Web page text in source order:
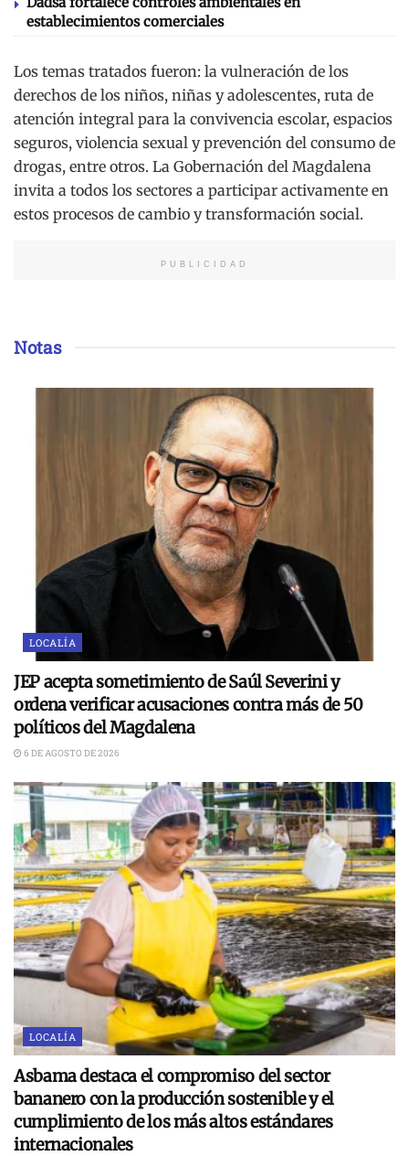
establecimientos comerciales
Los temas tratados fueron: la vulneración de los
derechos de los niños, niñas y adolescentes, ruta de
atención integral para la convivencia escolar, espacios
seguros, violencia sexual y prevención del consumo de
drogas, entre otros. La Gobernación del Magdalena
invita a todos los sectores a participar activamente en
estos procesos de cambio y transformación social.
PUBLICIDAD
Notas
LOCALÍA
JEP acepta sometimiento de Saúl Severini y
ordena verificar acusaciones contra más de 50
políticos del Magdalena
6 DE AGOSTO DE 2026
LOCALÍA
Asbama destaca el compromiso del sector
bananero con la producción sostenible y el
cumplimiento de los más altos estándares
internacionales